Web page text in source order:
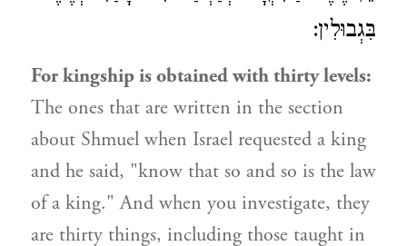
בִּגְבוּלִין:
For kingship is obtained with thirty levels:
The ones that are written in the section
about Shmuel when Israel requested a king
and he said, "know that so and so is the law
of a king." And when you investigate, they
are thirty things, including those taught in